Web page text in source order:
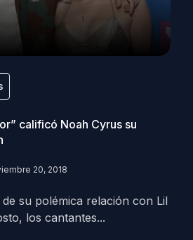
calificó Noah Cyrus su
20, 2018
su polémica relación con Lil
los cantantes...